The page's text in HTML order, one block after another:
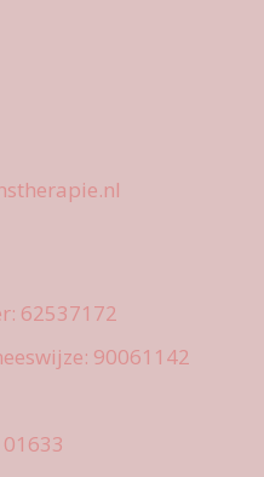
62537172
90061142